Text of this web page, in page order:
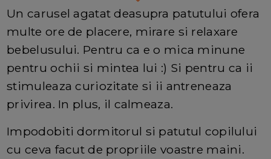
Un carusel agatat deasupra patutului ofera
multe ore de placere, mirare si relaxare
bebelusului. Pentru ca e o mica minune
pentru ochii si mintea lui :) Si pentru ca ii
stimuleaza curiozitate si ii antreneaza
privirea. In plus, il calmeaza.
Impodobiti dormitorul si patutul copilului
cu ceva facut de propriile voastre maini.